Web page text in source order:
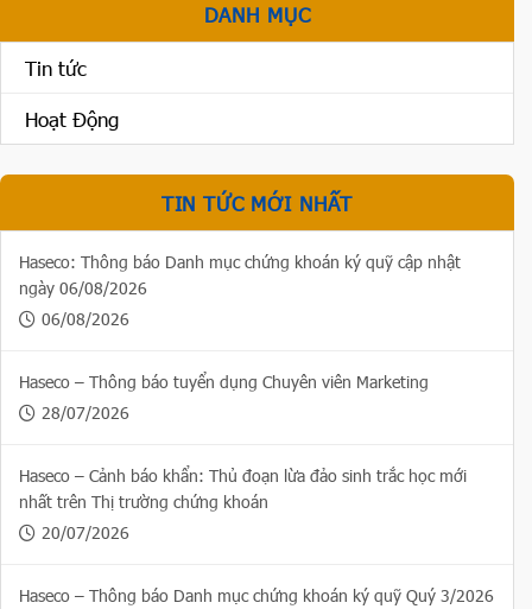
DANH MỤC
Tin tức
Hoạt Động
TIN TỨC MỚI NHẤT
Haseco: Thông báo Danh mục chứng khoán ký quỹ cập nhật
ngày 06/08/2026
06/08/2026
Haseco – Thông báo tuyển dụng Chuyên viên Marketing
28/07/2026
Haseco – Cảnh báo khẩn: Thủ đoạn lừa đảo sinh trắc học mới
nhất trên Thị trường chứng khoán
20/07/2026
Haseco – Thông báo Danh mục chứng khoán ký quỹ Quý 3/2026